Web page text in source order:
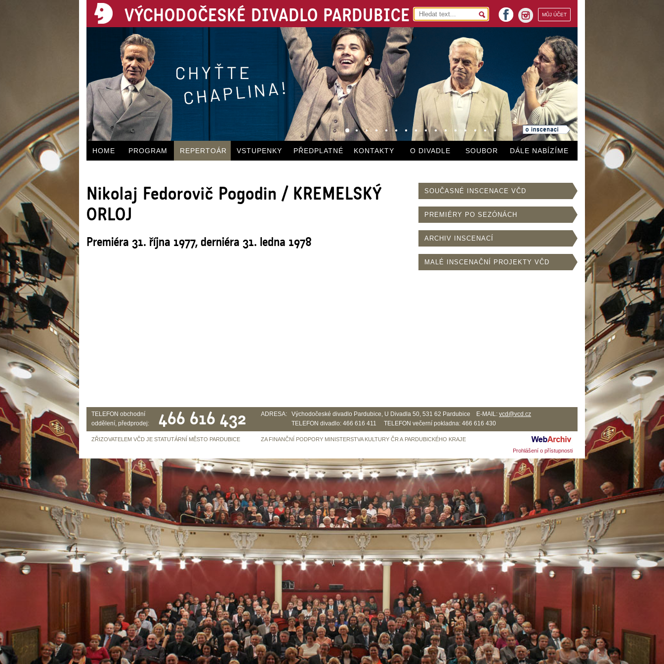
VÝCHODOČESKÉ DIVADLO PARDUBICE MŮJ ÚČET
instagram
facebook
HOME PROGRAM REPERTOÁR VSTUPENKY PŘEDPLATNÉ KONTAKTY O DIVADLE SOUBOR DÁLE NABÍZÍME
Nikolaj Fedorovič Pogodin / KREMELSKÝ
ORLOJ
Premiéra 31. října 1977, derniéra 31. ledna 1978
SOUČASNÉ INSCENACE VČD
PREMIÉRY PO SEZÓNÁCH
ARCHIV INSCENACÍ
MALÉ INSCENAČNÍ PROJEKTY VČD
TELEFON obchodní
oddělení, předprodej:
466 616 432 ADRESA: Východočeské divadlo Pardubice, U Divadla 50, 531 62 Pardubice E-MAIL: vcd@vcd.cz
TELEFON divadlo: 466 616 411 TELEFON večerní pokladna: 466 616 430
ZŘIZOVATELEM VČD JE STATUTÁRNÍ MĚSTO PARDUBICE
ZA FINANČNÍ PODPORY MINISTERSTVA KULTURY ČR A PARDUBICKÉHO KRAJE
Prohlášení o přístupnosti